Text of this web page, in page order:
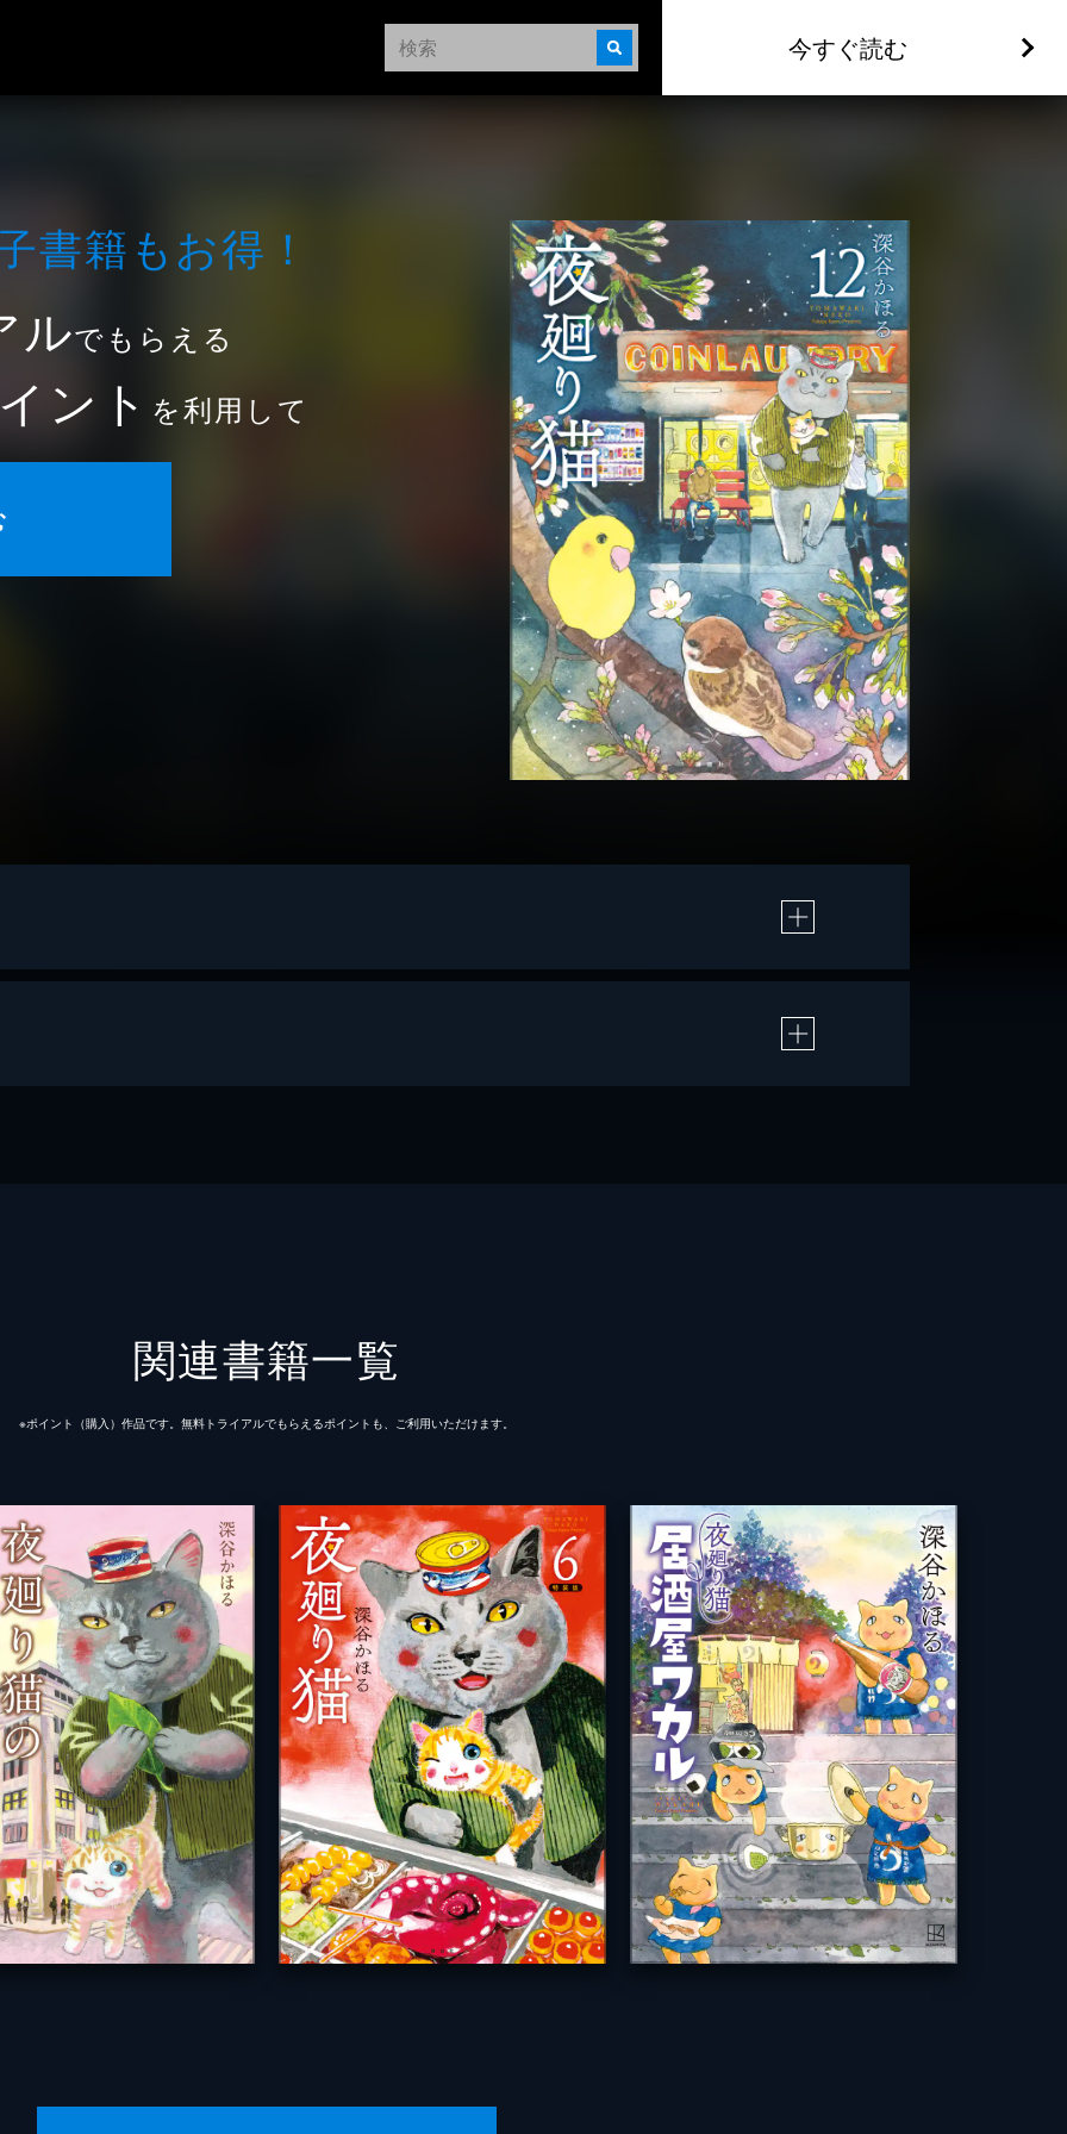
今すぐ読む
書籍もお得！
ルでもらえる
ント を利用して
関連書籍一覧
※ポイント（購⼊）作品です。無料トライアルでもらえるポイントも、ご利⽤いただけます。